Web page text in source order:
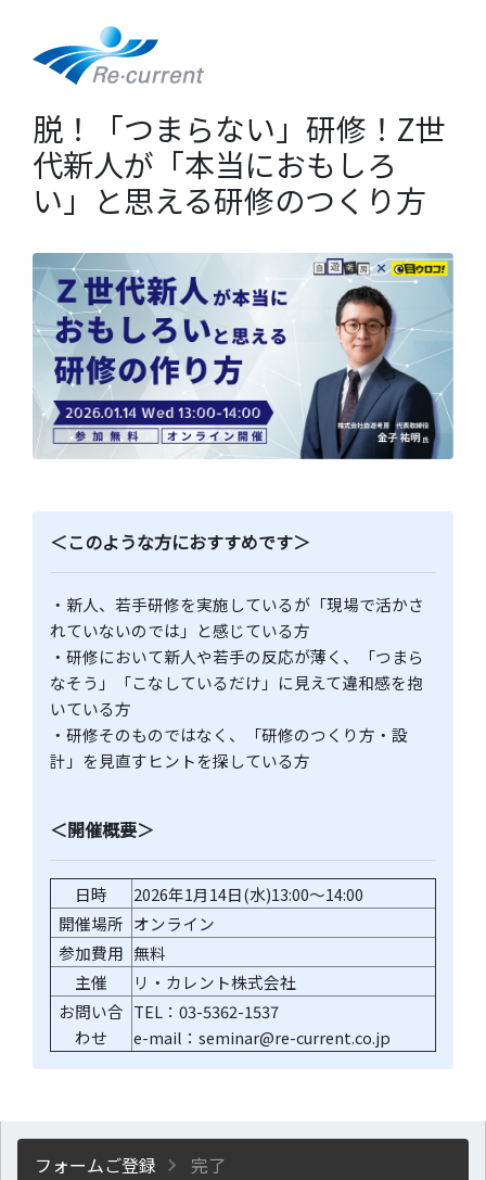
脱！「つまらない」研修！Z世
代新人が「本当におもしろ
い」と思える研修のつくり方
＜このような方におすすめです＞
・新人、若手研修を実施しているが「現場で活かさ
れていないのでは」と感じている方
・研修において新人や若手の反応が薄く、「つまら
なそう」「こなしているだけ」に見えて違和感を抱
いている方
・研修そのものではなく、「研修のつくり方・設
計」を見直すヒントを探している方
＜開催概要＞
日時
2026年1月14日(水)13:00～14:00
開催場所 オンライン
参加費用 無料
主催
リ・カレント株式会社
お問い合
わせ
TEL：03-5362-1537
e-mail：seminar@re-current.co.jp
フォームご登録 完了